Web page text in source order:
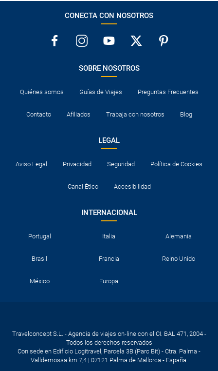
CONECTA CON NOSOTROS
SOBRE NOSOTROS
Quiénes somos Guías de Viajes Preguntas Frecuentes
Contacto Afiliados Trabaja con nosotros Blog
LEGAL
Aviso Legal Privacidad Seguridad Política de Cookies
Canal Ético Accesibilidad
INTERNACIONAL
Portugal Italia Alemania
Brasil Francia Reino Unido
México Europa
Travelconcept S.L. - Agencia de viajes on-line con el CI. BAL 471, 2004 -
Todos los derechos reservados
Con sede en Edificio Logitravel, Parcela 3B (Parc Bit) - Ctra. Palma -
Valldemossa km 7,4 | 07121 Palma de Mallorca - España.